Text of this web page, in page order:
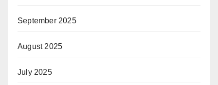
September 2025
August 2025
July 2025